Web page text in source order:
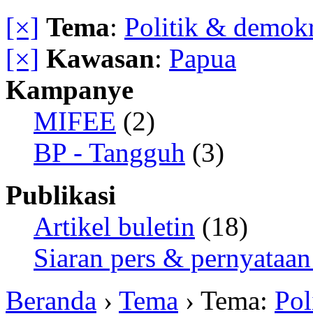
[×] Tema: Politik &
[×] Kawasan: Papua
Kampanye
MIFEE (2)
BP - Tangguh (3)
Publikasi
Artikel buletin (18)
Siaran pers &
Beranda › Tema › Tema: